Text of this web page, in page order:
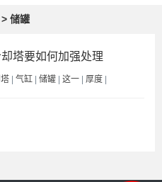
储罐
塔要如何加强处理
| 气缸 | 储罐 | 这一 | 厚度 |